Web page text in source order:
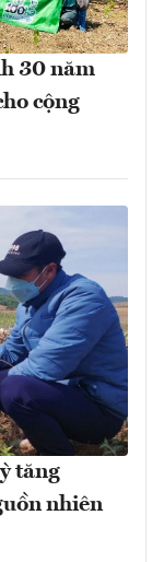
30 năm
cộng
tăng
nhiên